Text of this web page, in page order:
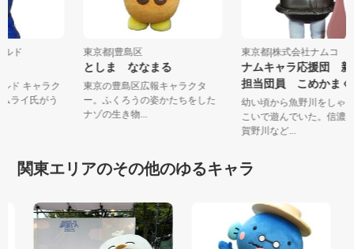
ルド
ルド キャラク
ムライ氏がう
東京都|豊島区
としま ななまる
東京の豊島区広報キャラクタ
ー。ふくろうの姿かたちをした
ナゾの生き物...
東京都|株式会社ナムコ
ナムキャラ応援団
担当団員 こめかま
幼い頃から魚野川をし
こいで遊んでいた。信
賀野川など...
関東エリアのその他のゆるキャラ